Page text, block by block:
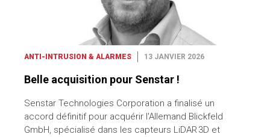
ANTI-INTRUSION & ALARMES 13 JANVIER 2026
Belle acquisition pour Senstar !
Senstar Technologies Corporation a finalisé un
accord définitif pour acquérir l'Allemand Blickfeld
GmbH, spécialisé dans les capteurs LiDAR 3D et